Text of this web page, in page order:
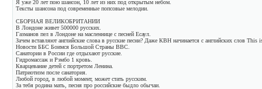
Я уже 20 лет пою шансон, 10 лет из них под открытым небом.
Тексты шансона под современные попсовые мелодии.
СБОРНАЯ ВЕЛИКОБРИТАНИИ
В Лондоне живет 500000 русских.
Газманов пел в Лондоне на масленнице с песней Есаул.
Зачем вставляют английские слова в русские песни? Даже КВН начинается с английских слов This
Новости ББС Боимся Большой Страны BBC.
Санатории в России где отдыхают русские.
Гидромассаж и Рэмбо 1 кровь.
Кварцевание детей с портретом Ленина.
Патриотизм после санатория.
Любой город, в любой момент, может стать русским.
За тебя родина мать, песня про российские быдло обычаи.